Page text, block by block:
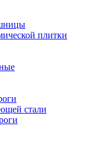
плитки
стали